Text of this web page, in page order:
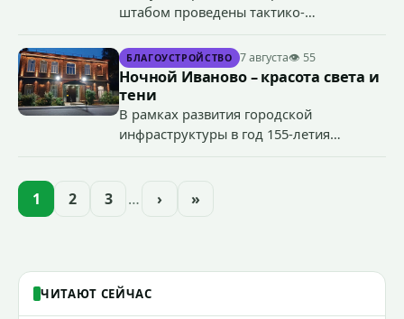
штабом проведены тактико-
террористического акта на объекте
органов государственной власти.
«Гроза-2026».
БЛАГОУСТРОЙСТВО 7 августа👁 55
Ночной Иваново – красота света и
тени
В рамках развития городской
инфраструктуры в год 155-летия
проекта подсветки исторических
1 2 3 … › »
ЧИТАЮТ СЕЙЧАС